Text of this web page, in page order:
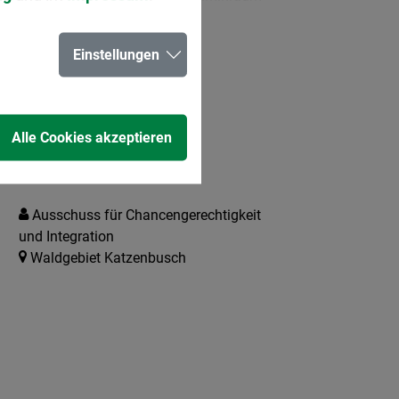
Dialog
Ausschuss für Chancengerechtigkeit
und Integration
Waldgebiet Katzenbusch
Einstellungen
Alle Cookies akzeptieren